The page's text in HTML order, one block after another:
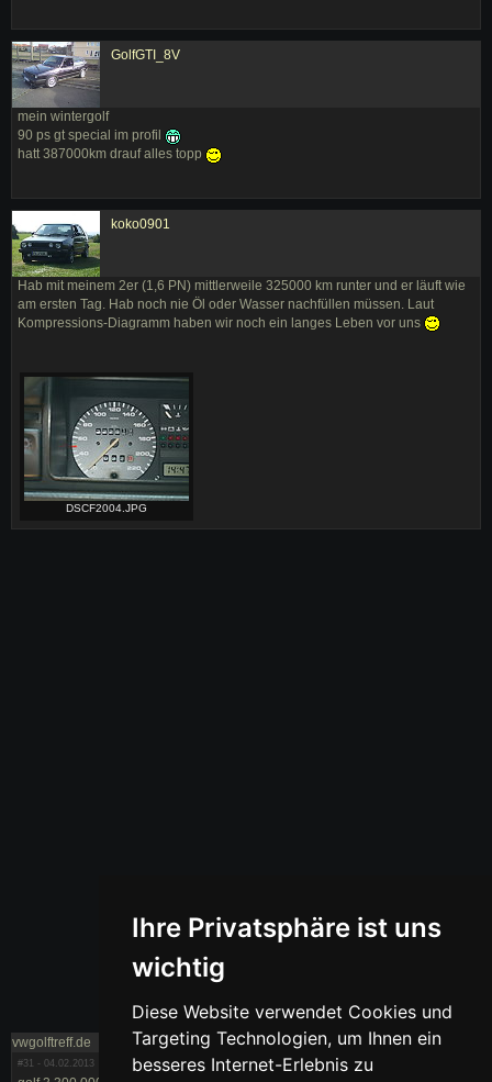
Ihre Privatsphäre ist uns
wichtig
Diese Website verwendet Cookies und
Targeting Technologien, um Ihnen ein
besseres Internet-Erlebnis zu
GolfGTI_8V
mein wintergolf
90 ps gt special im profil
hatt 387000km drauf alles topp
koko0901
Hab mit meinem 2er (1,6 PN) mittlerweile 325000 km runter und er läuft wie
am ersten Tag. Hab noch nie Öl oder Wasser nachfüllen müssen. Laut
Kompressions-Diagramm haben wir noch ein langes Leben vor uns
DSCF2004.JPG
vwgolftreff.de
#31 - 04.02.2013